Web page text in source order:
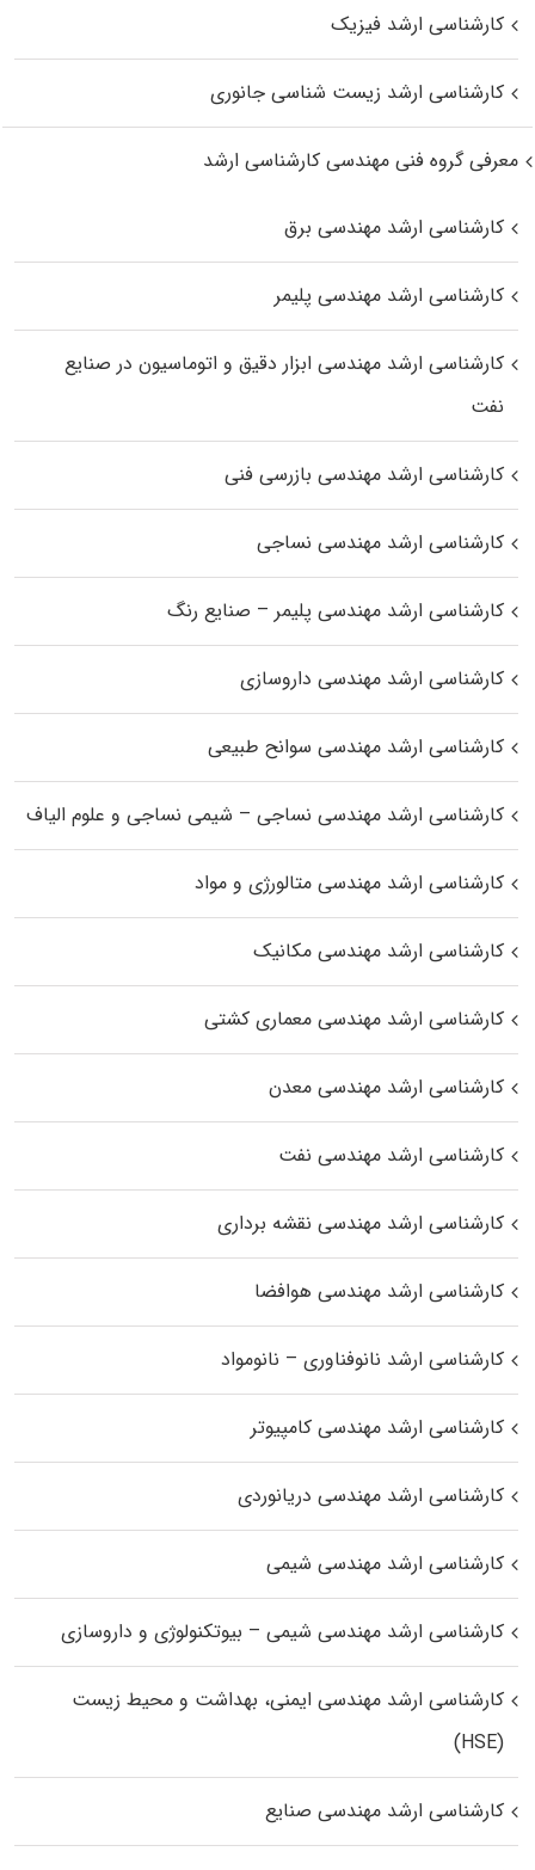
کارشناسی ارشد فیزیک
کارشناسی ارشد زیست‌ شناسی جانوری
معرفی گروه فنی مهندسی کارشناسی ارشد
کارشناسی ارشد مهندسی برق
کارشناسی ارشد مهندسی پلیمر
کارشناسی ارشد مهندسی ابزار دقیق و اتوماسیون در صنایع
نفت
کارشناسی ارشد مهندسی بازرسی فنی
کارشناسی ارشد مهندسی نساجی
کارشناسی ارشد مهندسی پلیمر – صنایع رنگ
کارشناسی ارشد مهندسی داروسازی
کارشناسی ارشد مهندسی سوانح طبیعی
کارشناسی ارشد مهندسی نساجی – شیمی نساجی و علوم الیاف
کارشناسی ارشد مهندسی متالورژی و مواد
کارشناسی ارشد مهندسی مکانیک
کارشناسی ارشد مهندسی معماری کشتی
کارشناسی ارشد مهندسی معدن
کارشناسی ارشد مهندسی نفت
کارشناسی ارشد مهندسی نقشه برداری
کارشناسی ارشد مهندسی هوافضا
کارشناسی ارشد نانوفناوری – نانومواد
کارشناسی ارشد مهندسی کامپیوتر
کارشناسی ارشد مهندسی دریانوردی
کارشناسی ارشد مهندسی شیمی
کارشناسی ارشد مهندسی شیمی – بیوتکنولوژی و داروسازی
کارشناسی ارشد مهندسی ایمنی، بهداشت و محیط زیست
(HSE)
کارشناسی ارشد مهندسی صنایع